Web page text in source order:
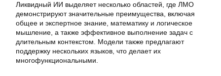
Ликвидный ИИ выделяет несколько областей, где ЛМО
демонстрируют значительные преимущества, включая
общее и экспертное знание, математику и логическое
мышление, а также эффективное выполнение задач с
длительным контекстом. Модели также предлагают
поддержку нескольких языков, что делает их
многофункциональными.